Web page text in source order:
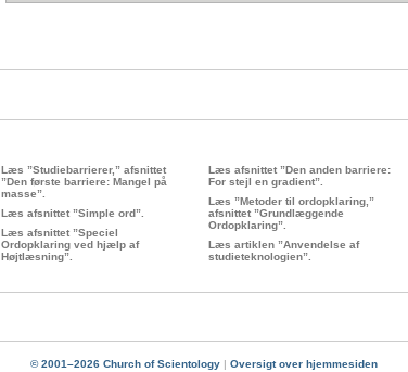
Læs ”Studiebarrierer,” afsnittet
”Den første barriere: Mangel på
masse”.
Læs afsnittet ”Simple ord”.
Læs afsnittet ”Speciel
Ordopklaring ved hjælp af
Højtlæsning”.
Læs afsnittet ”Den anden barriere:
For stejl en gradient”.
Læs ”Metoder til ordopklaring,”
afsnittet ”Grundlæggende
Ordopklaring”.
Læs artiklen ”Anvendelse af
studieteknologien”.
© 2001–2026 Church of Scientology | Oversigt over hjemmesiden